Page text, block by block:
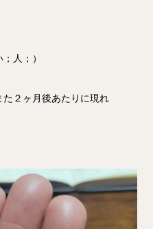
人；）
２ヶ月後あたりに現れ